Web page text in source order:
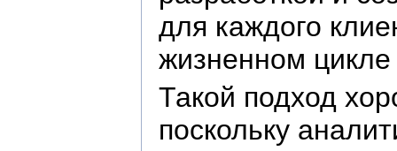
для каждого
жизненном
Такой подход
поскольку